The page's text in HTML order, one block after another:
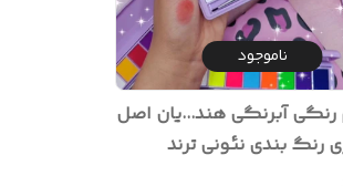
ناموجود
خط چشم رنگی آبرنگی هند...یان اصل
رنگ بندی نئونی ترند